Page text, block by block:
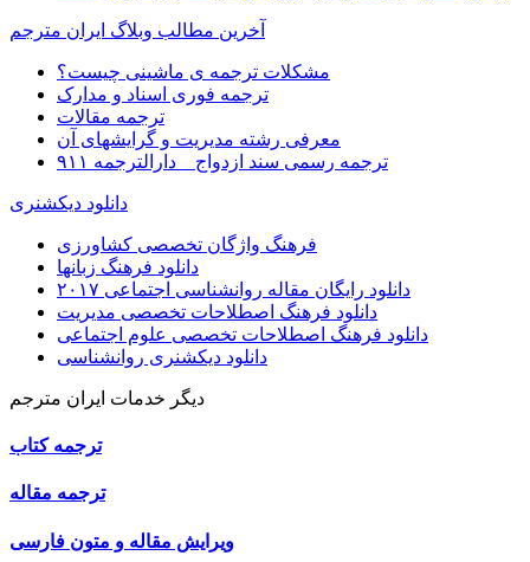
آخرین مطالب وبلاگ ایران مترجم
مشکلات ترجمه ی ماشینی چیست؟
ترجمه فوری اسناد و مدارک
ترجمه مقالات
معرفی رشته مدیریت و گرایشهای آن
ترجمه رسمی سند ازدواج _ دارالترجمه ۹۱۱
دانلود دیکشنری
فرهنگ واژگان تخصصی کشاورزی
دانلود فرهنگ زبانها
دانلود رایگان مقاله روانشناسی اجتماعی ۲۰۱۷
دانلود فرهنگ اصطلاحات تخصصی مدیریت
دانلود فرهنگ اصطلاحات تخصصی علوم اجتماعی
دانلود دیکشنری روانشناسی
دیگر خدمات ایران مترجم
ترجمه کتاب
ترجمه مقاله
ویرایش مقاله و متون فارسی